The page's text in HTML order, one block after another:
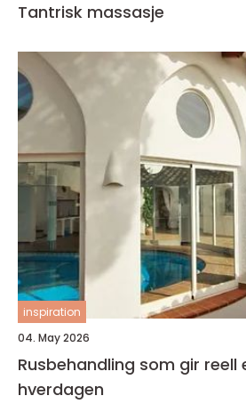
Tantrisk massasje
inspiration
04. May 2026
Rusbehandling som gir reell
hverdagen